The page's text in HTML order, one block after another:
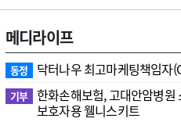
메디라이프
동정 닥터나우 최고마케팅책임자
기부 한화손해보험, 고대안암병원
보호자용 웰니스키트